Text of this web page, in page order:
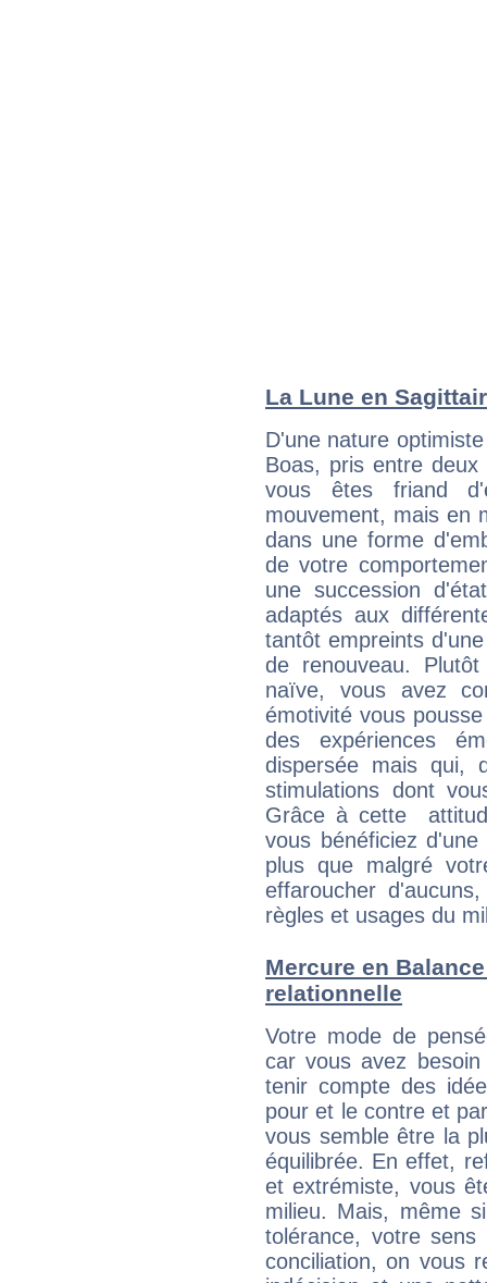
La Lune en
D'une nature
Boas, pris entre deux
vous êtes friand
mouvement, mais en
dans une forme
de votre
une succession
adaptés aux
tantôt empreints
de renouveau.
naïve, vous avez
émotivité vous
des expériences
dispersée mais qui,
stimulations dont
Grâce à cette
vous bénéficiez
plus que malgré
effaroucher
règles et usages du
Mercure en
relationnelle
Votre mode de
car vous avez
tenir compte des
pour et le contre et
vous semble être la
équilibrée. En effet,
et extrémiste, vous
milieu. Mais, même
tolérance, votre
conciliation, on vous